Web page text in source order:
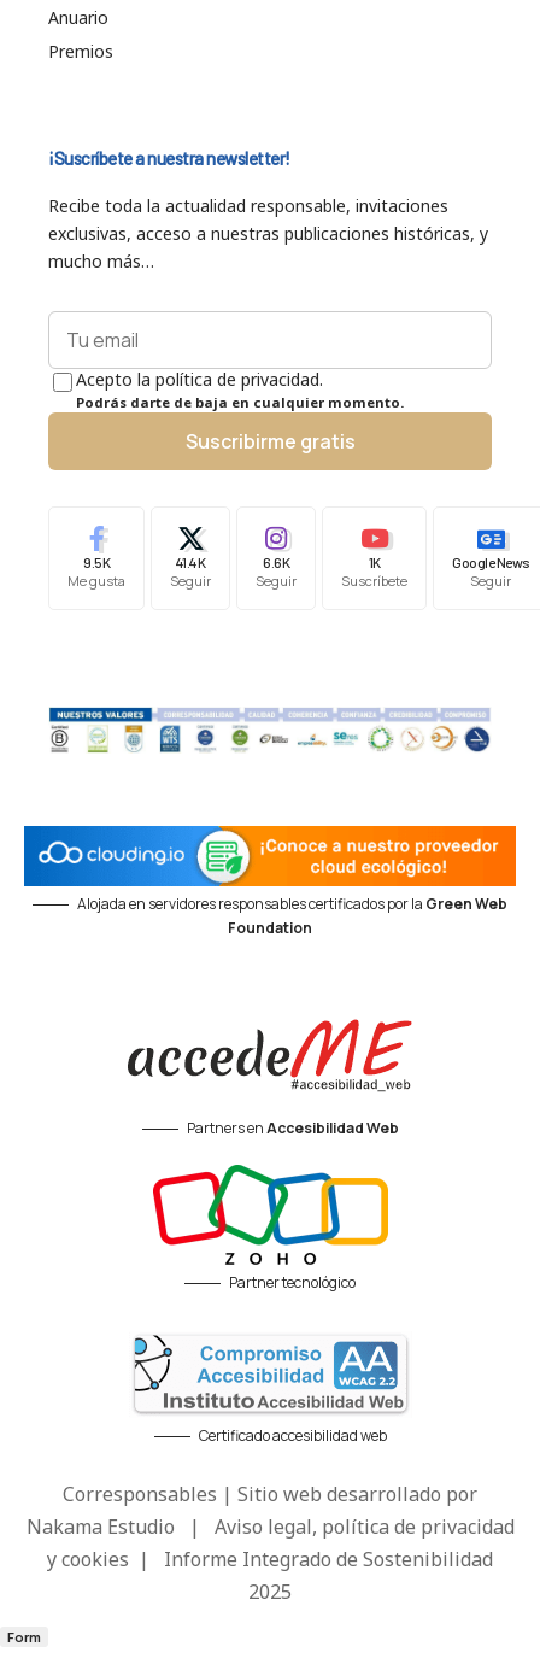
Anuario
Premios
¡Suscríbete a nuestra newsletter!
Recibe toda la actualidad responsable, invitaciones
exclusivas, acceso a nuestras publicaciones históricas, y
mucho más…
Acepto la política de privacidad.
Podrás darte de baja en cualquier momento.
Suscribirme gratis
9.5K
Me gusta
41.4K
Seguir
6.6K
Seguir
1K
Suscríbete
Google News
Seguir
Alojada en servidores responsables certificados por la Green Web
Foundation
Partners enAccesibilidad Web
Partner tecnológico
Certificado accesibilidad web
Corresponsables | Sitio web desarrollado por
Nakama Estudio | Aviso legal, política de privacidad
y cookies | Informe Integrado de Sostenibilidad
2025
Form